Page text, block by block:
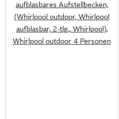
aufblasbares Aufstellbecken,
(Whirlpool outdoor, Whirlpool
aufblasbar, 2-tlg., Whirlpool),
Whirlpool outdoor 4 Personen